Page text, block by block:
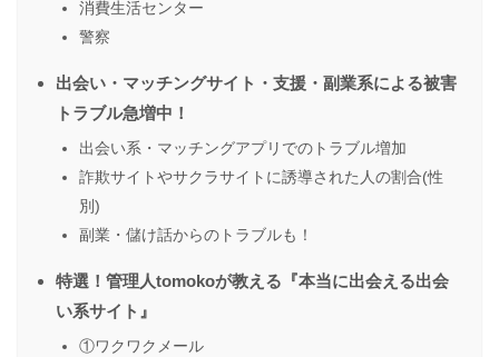
消費生活センター
警察
出会い・マッチングサイト・支援・副業系による被害
トラブル急増中！
出会い系・マッチングアプリでのトラブル増加
詐欺サイトやサクラサイトに誘導された人の割合(性
別)
副業・儲け話からのトラブルも！
特選！管理人tomokoが教える『本当に出会える出会
い系サイト』
①ワクワクメール